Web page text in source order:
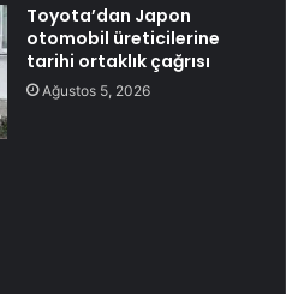
Toyota’dan Japon
otomobil üreticilerine
tarihi ortaklık çağrısı
Ağustos 5, 2026